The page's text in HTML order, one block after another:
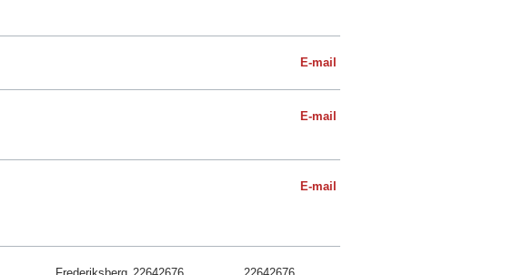
E-mail
E-mail
E-mail